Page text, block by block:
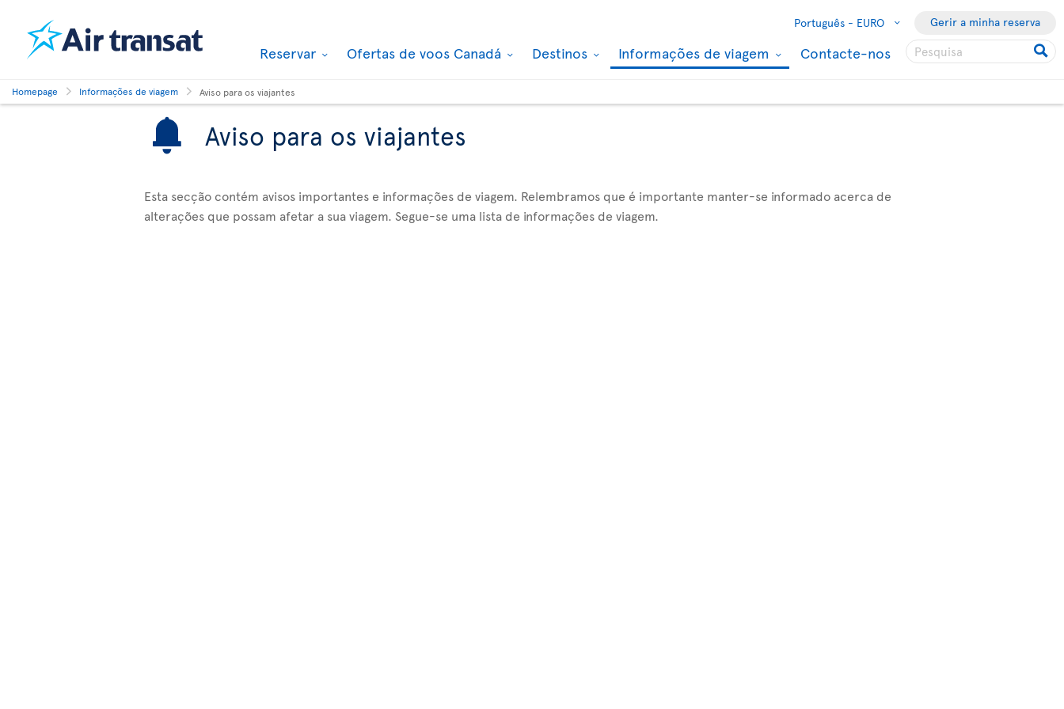
Português - EURO Gerir a minha reserva
Reservar Ofertas de voos Canadá Destinos Informações de viagem Contacte-nos
Homepage Informações de viagem Aviso para os viajantes
Aviso para os viajantes
Esta secção contém avisos importantes e informações de viagem. Relembramos que é importante manter-se informado acerca de
alterações que possam afetar a sua viagem. Segue-se uma lista de informações de viagem.